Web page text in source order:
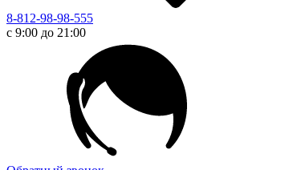
8-812-98-98-555
с 9:00 до 21:00